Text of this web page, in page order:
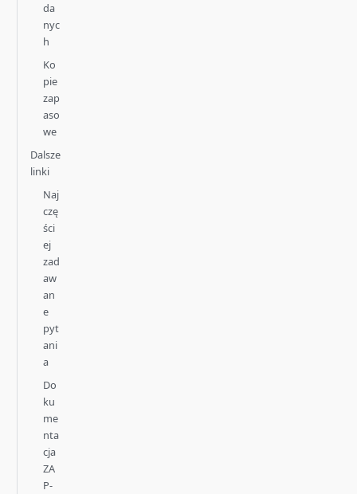
da
nyc
h
Ko
pie
zap
aso
we
Dalsze
linki
Naj
czę
ści
ej
zad
aw
an
e
pyt
ani
a
Do
ku
me
nta
cja
ZA
P-